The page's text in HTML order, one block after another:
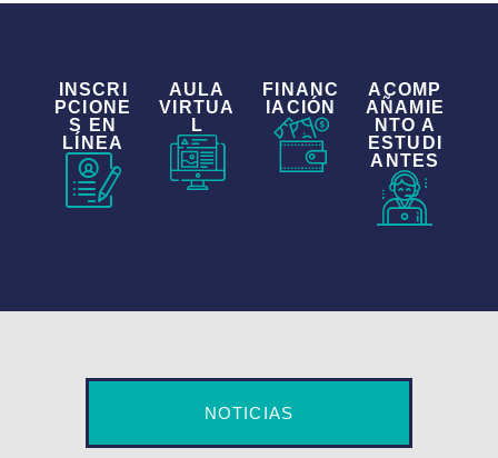
INSCRI
PCIONE
S EN
LÍNEA
AULA
VIRTUA
L
FINANC
IACIÓN
ACOMP
AÑAMIE
NTO A
ESTUDI
ANTES
NOTICIAS